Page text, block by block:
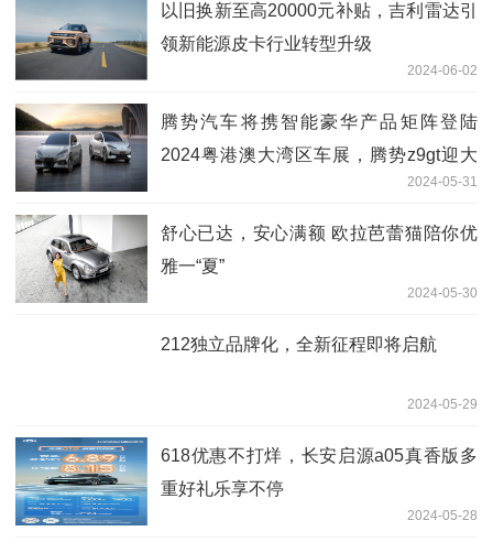
以旧换新至高20000元补贴，吉利雷达引
领新能源皮卡行业转型升级
2024-06-02
腾势汽车将携智能豪华产品矩阵登陆
2024粤港澳大湾区车展，腾势z9gt迎大
2024-05-31
舒心已达，安心满额 欧拉芭蕾猫陪你优
雅一“夏”
2024-05-30
212独立品牌化，全新征程即将启航
2024-05-29
618优惠不打烊，长安启源a05真香版多
重好礼乐享不停
2024-05-28